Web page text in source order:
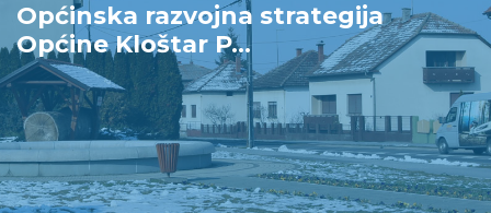
Općinska razvojna strategija
Općine Kloštar P...